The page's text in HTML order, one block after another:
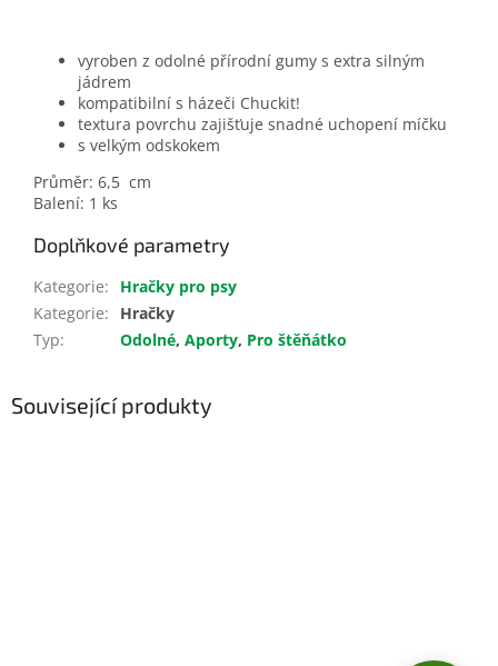
vyroben z odolné přírodní gumy s extra silným
jádrem
kompatibilní s házeči Chuckit!
textura povrchu zajišťuje snadné uchopení míčku
s velkým odskokem
Průměr: 6,5 cm
Balení: 1 ks
Doplňkové parametry
Kategorie:
Hračky pro psy
Kategorie:
Hračky
Typ: Odolné, Aporty, Pro štěňátko
Související produkty